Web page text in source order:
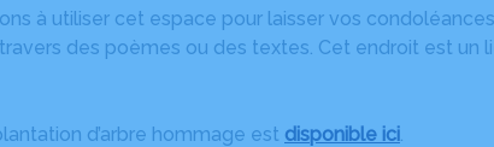
à utiliser cet espace pour laisser vos
des poèmes ou des textes. Cet endroit est un
d’arbre hommage est disponible ici.